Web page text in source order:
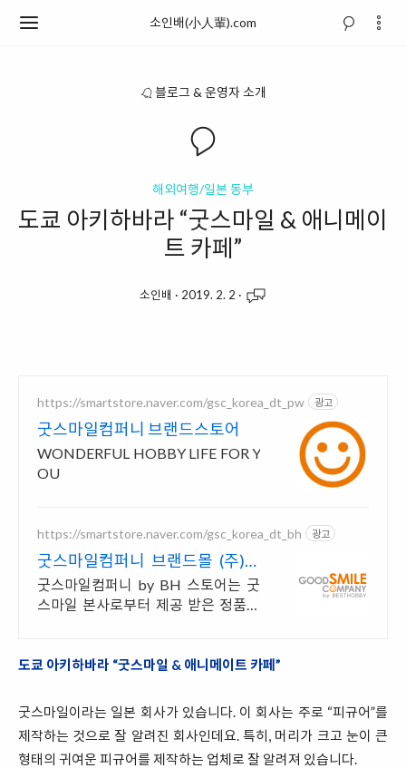
소인배(小人輩).com
블로그 & 운영자 소개
해외여행/일본 동부
도쿄 아키하바라 “굿스마일 & 애니메이
트 카페”
소인배 · 2019. 2. 2 ·
https://smartstore.naver.com/gsc_korea_dt_pw 광고
굿스마일컴퍼니 브랜드스토어
WONDERFUL HOBBY LIFE FOR Y
OU
https://smartstore.naver.com/gsc_korea_dt_bh 광고
굿스마일컴퍼니 브랜드몰 (주)베
스트하비
굿스마일컴퍼니 by BH 스토어는 굿
스마일 본사로부터 제공 받은 정품만
도쿄 아키하바라 “굿스마일 & 애니메이트 카페”
굿스마일이라는 일본 회사가 있습니다. 이 회사는 주로 “피규어”를
제작하는 것으로 잘 알려진 회사인데요. 특히, 머리가 크고 눈이 큰
형태의 귀여운 피규어를 제작하는 업체로 잘 알려져 있습니다.